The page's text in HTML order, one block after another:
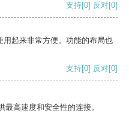
支持[0] 反对[0]
起来非常方便。功能的布局也
支持[0] 反对[0]
高速度和安全性的连接。